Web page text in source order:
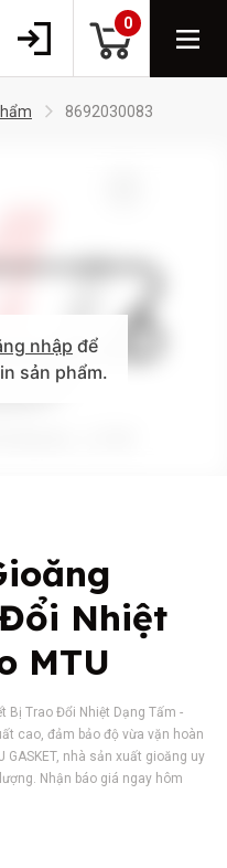
0
8692030083
nhập để
sản phẩm.
Nhiệt
MTU
Bị Trao Đổi Nhiệt Dạng Tấm -
cao, đảm bảo độ vừa vặn hoàn
nhà sản xuất gioăng uy
Nhận báo giá ngay hôm